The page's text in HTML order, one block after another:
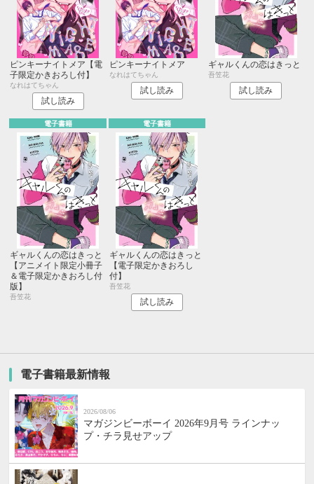
ピンキーナイトメア【電
子限定かきおろし付】
なれはてちゃん
試し読み
ピンキーナイトメア
なれはてちゃん
試し読み
ギャルくんの恋はきっと
吾笠花
試し読み
電子書籍
ギャルくんの恋はきっと
【アニメイト限定小冊子
＆電子限定かきおろし付
版】
吾笠花
電子書籍
ギャルくんの恋はきっと
【電子限定かきおろし
付】
吾笠花
試し読み
電子書籍最新情報
2026/08/06
マガジンビーボーイ 2026年9月号 ラインナッ
プ・チラ見せアップ